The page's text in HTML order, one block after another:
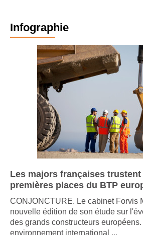
Infographie
Les majors françaises trustent
premières places du BTP
CONJONCTURE. Le cabinet Forvis
nouvelle édition de son étude sur
des grands constructeurs européens.